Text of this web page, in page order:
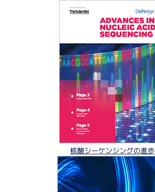
核酸シーケンシングの進歩